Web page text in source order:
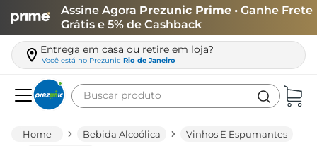
Assine Agora Prezunic Prime • Ganhe Frete
Grátis e 5% de Cashback
Entrega em casa ou retire em loja?
Você está no Prezunic Rio de Janeiro
Buscar produto
Bebida Alcoólica
Vinhos E Espumantes